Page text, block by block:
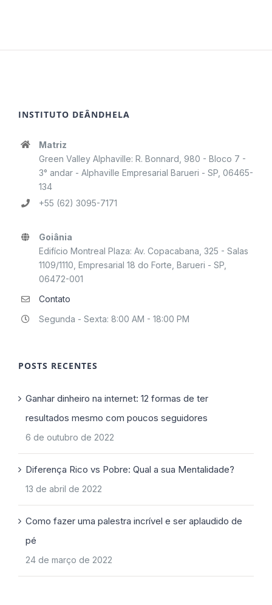
INSTITUTO DEÂNDHELA
Matriz
Green Valley Alphaville: R. Bonnard, 980 - Bloco 7 -
3° andar - Alphaville Empresarial Barueri - SP, 06465-
134
+55 (62) 3095-7171
Goiânia
Edifício Montreal Plaza: Av. Copacabana, 325 - Salas
1109/1110, Empresarial 18 do Forte, Barueri - SP,
06472-001
Contato
Segunda - Sexta: 8:00 AM - 18:00 PM
POSTS RECENTES
Ganhar dinheiro na internet: 12 formas de ter
resultados mesmo com poucos seguidores
6 de outubro de 2022
Diferença Rico vs Pobre: Qual a sua Mentalidade?
13 de abril de 2022
Como fazer uma palestra incrível e ser aplaudido de
pé
24 de março de 2022